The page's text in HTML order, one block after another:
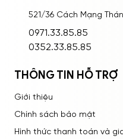
521/36 Cách Mạng
0971.33.85.85
0352.33.85.85
THÔNG TIN HỖ TRỢ
Giới thiệu
Chính sách bảo mật
Hình thức thanh toán và